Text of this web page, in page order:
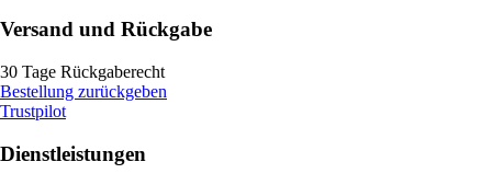
Versand und Rückgabe
30 Tage Rückgaberecht
Bestellung zurückgeben
Trustpilot
Dienstleistungen